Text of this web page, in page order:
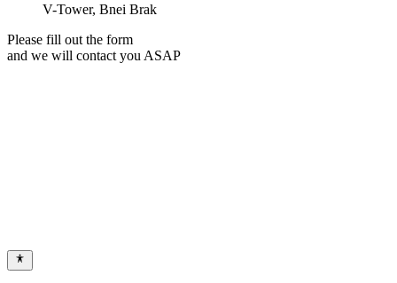
V-Tower, Bnei Brak
Please fill out the form
and we will contact you ASAP